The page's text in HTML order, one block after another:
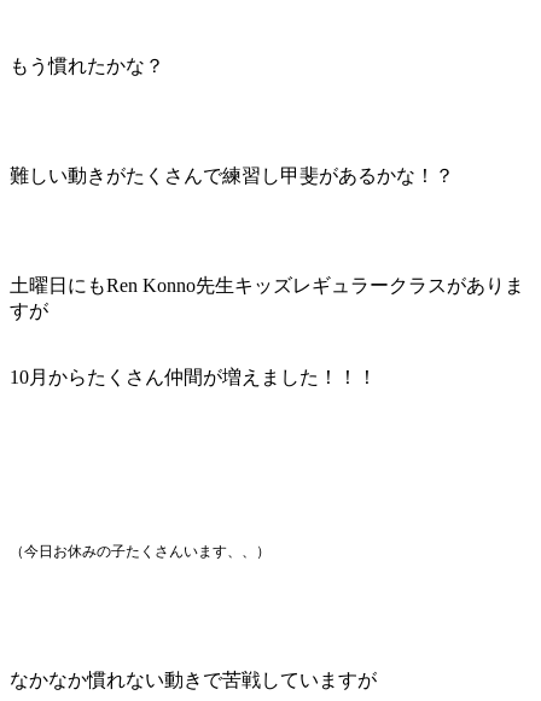
もう慣れたかな？
難しい動きがたくさんで練習し甲斐があるかな！？
土曜日にもRen Konno先生キッズレギュラークラスがありま
すが
10月からたくさん仲間が増えました！！！
（今日お休みの子たくさんいます、、）
なかなか慣れない動きで苦戦していますが